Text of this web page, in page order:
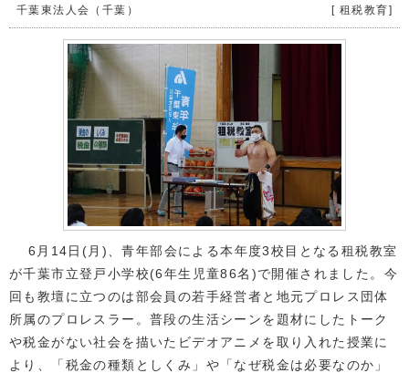
千葉東法人会（千葉） [ 租税教育]
6月14日(月)、青年部会による本年度3校目となる租税教室
が千葉市立登戸小学校(6年生児童86名)で開催されました。今
回も教壇に立つのは部会員の若手経営者と地元プロレス団体
所属のプロレスラー。普段の生活シーンを題材にしたトーク
や税金がない社会を描いたビデオアニメを取り入れた授業に
より、「税金の種類としくみ」や「なぜ税金は必要なのか」